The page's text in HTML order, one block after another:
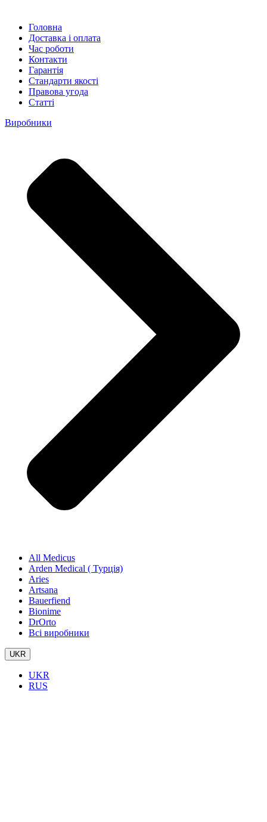
Головна
Доставка і оплата
Час роботи
Контакти
Гарантія
Стандарти якості
Правова угода
Статті
Виробники
All Medicus
Arden Medical ( Турція)
Aries
Artsana
Bauerfiend
Bionime
DrOrto
Всі виробники
UKR
UKR
RUS